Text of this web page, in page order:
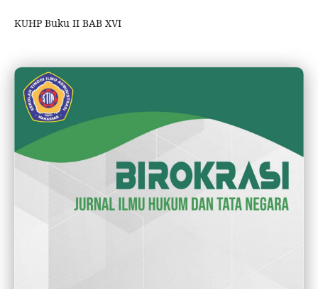
KUHP Buku II BAB XVI